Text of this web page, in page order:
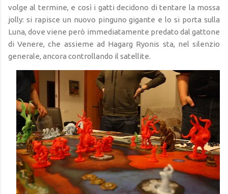
volge al termine, e così i gatti decidono di tentare la mossa
jolly: si rapisce un nuovo pinguno gigante e lo si porta sulla
Luna, dove viene però immediatamente predato dal gattone
di Venere, che assieme ad Hagarg Ryonis sta, nel silenzio
generale, ancora controllando il satellite.